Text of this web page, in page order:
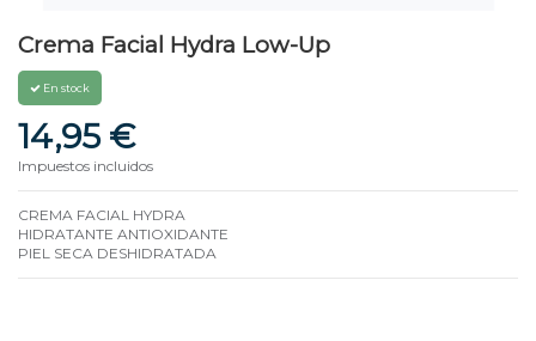
Crema Facial Hydra Low-Up
En stock
14,95 €
Impuestos incluidos
CREMA FACIAL HYDRA
HIDRATANTE ANTIOXIDANTE
PIEL SECA DESHIDRATADA